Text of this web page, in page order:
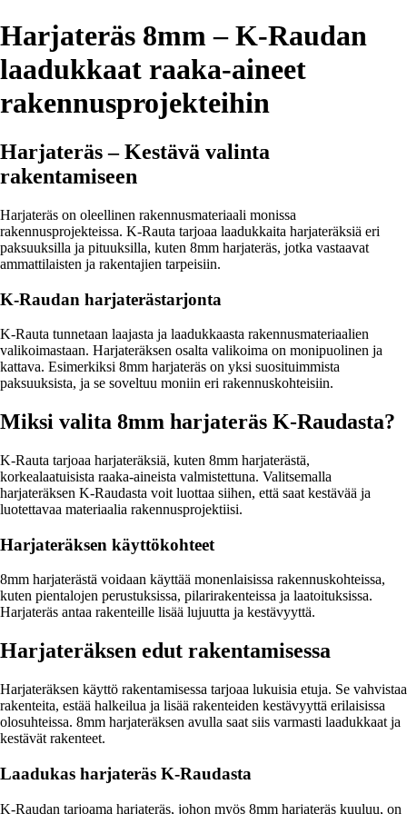
Harjateräs 8mm – K-Raudan
laadukkaat raaka-aineet
rakennusprojekteihin
Harjateräs – Kestävä valinta
rakentamiseen
Harjateräs on oleellinen rakennusmateriaali monissa
rakennusprojekteissa. K-Rauta tarjoaa laadukkaita harjateräksiä eri
paksuuksilla ja pituuksilla, kuten 8mm harjateräs, jotka vastaavat
ammattilaisten ja rakentajien tarpeisiin.
K-Raudan harjaterästarjonta
K-Rauta tunnetaan laajasta ja laadukkaasta rakennusmateriaalien
valikoimastaan. Harjateräksen osalta valikoima on monipuolinen ja
kattava. Esimerkiksi 8mm harjateräs on yksi suosituimmista
paksuuksista, ja se soveltuu moniin eri rakennuskohteisiin.
Miksi valita 8mm harjateräs K-Raudasta?
K-Rauta tarjoaa harjateräksiä, kuten 8mm harjaterästä,
korkealaatuisista raaka-aineista valmistettuna. Valitsemalla
harjateräksen K-Raudasta voit luottaa siihen, että saat kestävää ja
luotettavaa materiaalia rakennusprojektiisi.
Harjateräksen käyttökohteet
8mm harjaterästä voidaan käyttää monenlaisissa rakennuskohteissa,
kuten pientalojen perustuksissa, pilarirakenteissa ja laatoituksissa.
Harjateräs antaa rakenteille lisää lujuutta ja kestävyyttä.
Harjateräksen edut rakentamisessa
Harjateräksen käyttö rakentamisessa tarjoaa lukuisia etuja. Se vahvistaa
rakenteita, estää halkeilua ja lisää rakenteiden kestävyyttä erilaisissa
olosuhteissa. 8mm harjateräksen avulla saat siis varmasti laadukkaat ja
kestävät rakenteet.
Laadukas harjateräs K-Raudasta
K-Raudan tarjoama harjateräs, johon myös 8mm harjateräs kuuluu, on